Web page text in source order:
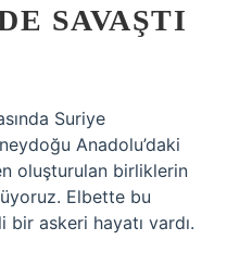
SAVAŞTI
Suriye
Anadolu’daki
oluşturulan birliklerin
Elbette bu
askeri hayatı vardı.